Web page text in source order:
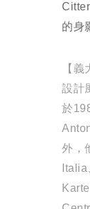
的身
【
設計
於
外，